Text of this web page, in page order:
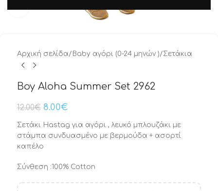
Αρχική σελίδα/ Baby αγόρι (0-24 μηνών )/Σετάκια
Boy Aloha Summer Set 2962
12.00€ 8.00€
Σετάκι Hastag για αγόρι , λευκό μπλουζάκι με
στάμπα συνδυασμένο με βερμούδα + ασορτί
καπέλο
Σύνθεση :100% Cotton